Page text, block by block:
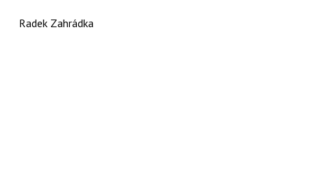
Radek Zahrádka